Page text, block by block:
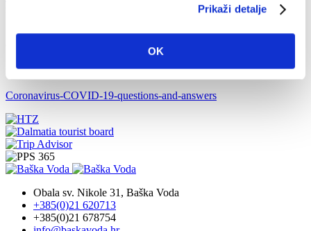
Prikaži detalje
OK
On the following link you can find all important up-to-date
information regarding the entry into the Republic of Croatia and
regarding the coronavirus (COVID-19) conditions:
Coronavirus-COVID-19-questions-and-answers
Obala sv. Nikole 31, Baška Voda
+385(0)21 620713
+385(0)21 678754